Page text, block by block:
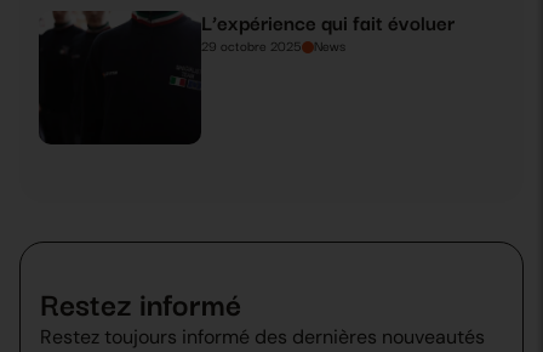
L’expérience qui fait évoluer
29 octobre 2025 News
Restez informé
Restez toujours informé des dernières nouveautés